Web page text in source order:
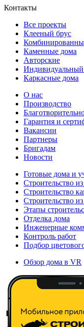
Контакты
Все проекты
Клееный брус
Каменные дома
Авторские
Индивидуальный
Каркасные дома
О нас
Производство
Гарантия и
Вакансии
Партнеры
Бригадам
Новости
Готовые дома и
Строительство
Строительство
Строительство
Этапы
Отделка дома
Инженерные
Контроль работ
Подбор
Обзор дома в VR